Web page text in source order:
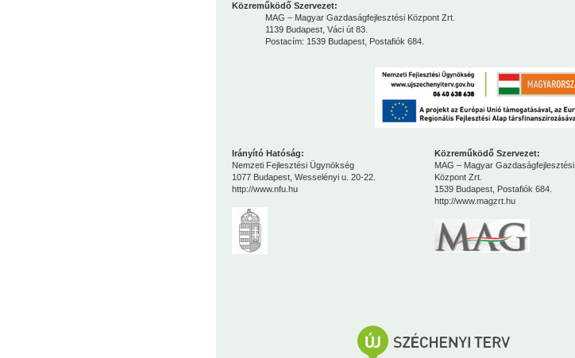
Közreműködő Szervezet:
MAG – Magyar Gazdaságfejlesztési Központ Zrt.
1139 Budapest, Váci út 83.
Postacím: 1539 Budapest, Postafiók 684.
Irányító Hatóság:
Nemzeti Fejlesztési Ügynökség
1077 Budapest, Wesselényi u. 20-22.
http://www.nfu.hu
Közreműködő Szervezet:
MAG – Magyar Gazdaságfejlesztési
Központ Zrt.
1539 Budapest, Postafiók 684.
http://www.magzrt.hu